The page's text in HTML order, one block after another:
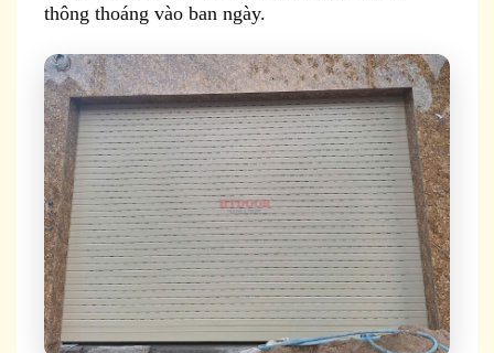
thông thoáng vào ban ngày.